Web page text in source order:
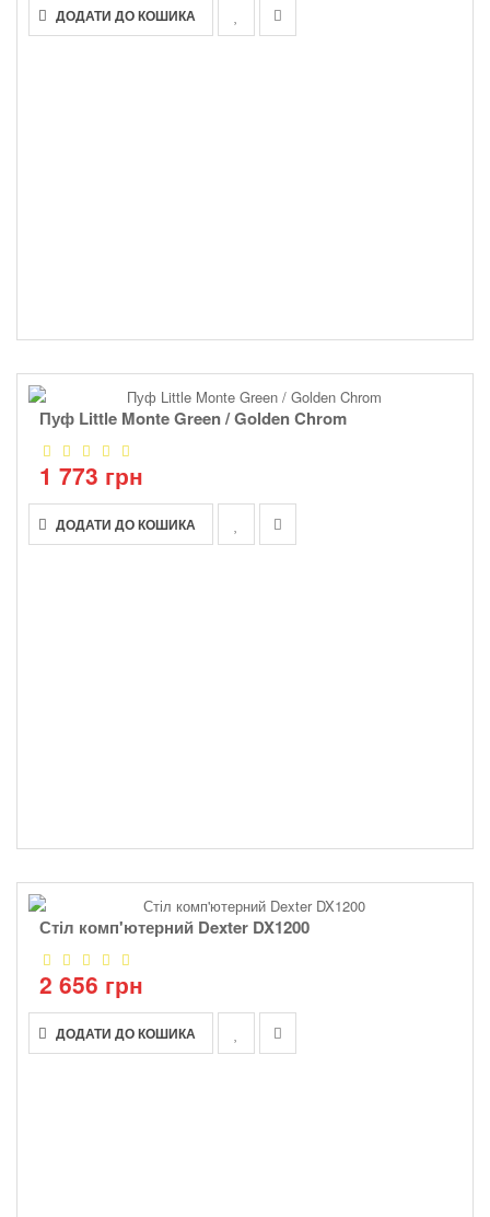
ДОДАТИ ДО КОШИКА
Пуф Little Monte Green / Golden Chrom
1 773 грн
ДОДАТИ ДО КОШИКА
Стіл комп'ютерний Dexter DX1200
2 656 грн
ДОДАТИ ДО КОШИКА